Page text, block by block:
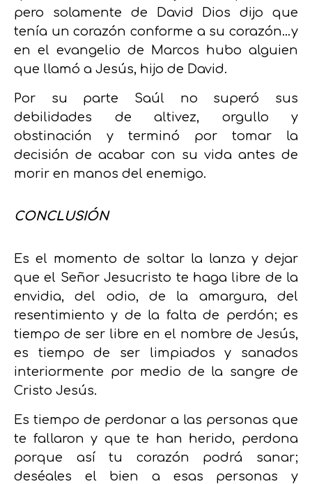
pero solamente de David Dios dijo que
tenía un corazón conforme a su corazón…y
en el evangelio de Marcos hubo alguien
que llamó a Jesús, hijo de David.
Por su parte Saúl no superó sus
debilidades de altivez, orgullo y
obstinación y terminó por tomar la
decisión de acabar con su vida antes de
morir en manos del enemigo.
CONCLUSIÓN
Es el momento de soltar la lanza y dejar
que el Señor Jesucristo te haga libre de la
envidia, del odio, de la amargura, del
resentimiento y de la falta de perdón; es
tiempo de ser libre en el nombre de Jesús,
es tiempo de ser limpiados y sanados
interiormente por medio de la sangre de
Cristo Jesús.
Es tiempo de perdonar a las personas que
te fallaron y que te han herido, perdona
porque así tu corazón podrá sanar;
deséales el bien a esas personas y